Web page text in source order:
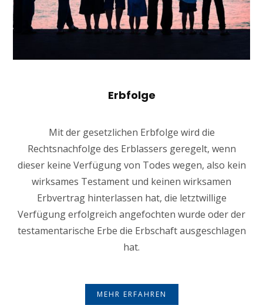
Erbfolge
Mit der gesetzlichen Erbfolge wird die
Rechtsnachfolge des Erblassers geregelt, wenn
dieser keine Verfügung von Todes wegen, also kein
wirksames Testament und keinen wirksamen
Erbvertrag hinterlassen hat, die letztwillige
Verfügung erfolgreich angefochten wurde oder der
testamentarische Erbe die Erbschaft ausgeschlagen
hat.
MEHR ERFAHREN